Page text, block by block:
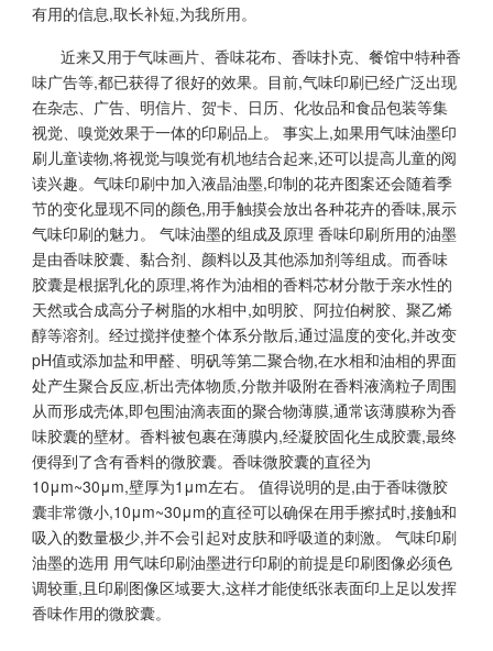
有用的信息,取长补短,为我所用。
近来又用于气味画片、香味花布、香味扑克、餐馆中特种香
味广告等,都已获得了很好的效果。目前,气味印刷已经广泛出现
在杂志、广告、明信片、贺卡、日历、化妆品和食品包装等集
视觉、嗅觉效果于一体的印刷品上。 事实上,如果用气味油墨印
刷儿童读物,将视觉与嗅觉有机地结合起来,还可以提高儿童的阅
读兴趣。气味印刷中加入液晶油墨,印制的花卉图案还会随着季
节的变化显现不同的颜色,用手触摸会放出各种花卉的香味,展示
气味印刷的魅力。 气味油墨的组成及原理 香味印刷所用的油墨
是由香味胶囊、黏合剂、颜料以及其他添加剂等组成。而香味
胶囊是根据乳化的原理,将作为油相的香料芯材分散于亲水性的
天然或合成高分子树脂的水相中,如明胶、阿拉伯树胶、聚乙烯
醇等溶剂。经过搅拌使整个体系分散后,通过温度的变化,并改变
pH值或添加盐和甲醛、明矾等第二聚合物,在水相和油相的界面
处产生聚合反应,析出壳体物质,分散并吸附在香料液滴粒子周围
从而形成壳体,即包围油滴表面的聚合物薄膜,通常该薄膜称为香
味胶囊的壁材。香料被包裹在薄膜内,经凝胶固化生成胶囊,最终
便得到了含有香料的微胶囊。香味微胶囊的直径为
10μm~30μm,壁厚为1μm左右。 值得说明的是,由于香味微胶
囊非常微小,10μm~30μm的直径可以确保在用手擦拭时,接触和
吸入的数量极少,并不会引起对皮肤和呼吸道的刺激。 气味印刷
油墨的选用 用气味印刷油墨进行印刷的前提是印刷图像必须色
调较重,且印刷图像区域要大,这样才能使纸张表面印上足以发挥
香味作用的微胶囊。